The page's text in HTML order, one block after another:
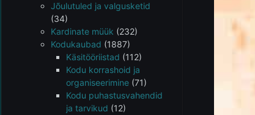
Jõulutuled ja valgusketid
(34)
Kardinate müük (232)
Kodukaubad (1887)
Käsitööriistad (112)
Kodu korrashoid ja
organiseerimine (71)
Kodu puhastusvahendid
ja tarvikud (12)